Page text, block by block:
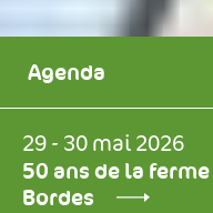
Agenda
29 - 30 mai 2026
50 ans de la
Bordes